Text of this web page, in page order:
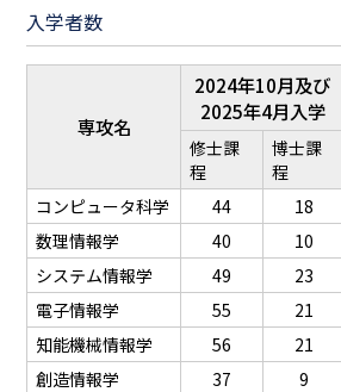
入学者数
専攻名
2024年10月及び
2025年4月入学
修士課
程
博士課
程
コンピュータ科学
44 18
数理情報学 40 10
システム情報学
49 23
電子情報学
55 21
知能機械情報学
56 21
創造情報学
37 9